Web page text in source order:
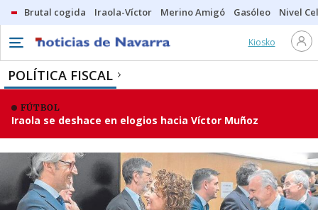
Brutal cogida Iraola-Víctor Merino Amigó Gasóleo Nivel
Kiosko
POLÍTICA FISCAL
FÚTBOL
Iraola se deshace en elogios hacia Víctor Muñoz